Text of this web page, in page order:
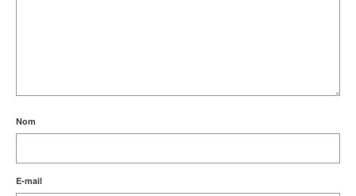
Nom
E-mail